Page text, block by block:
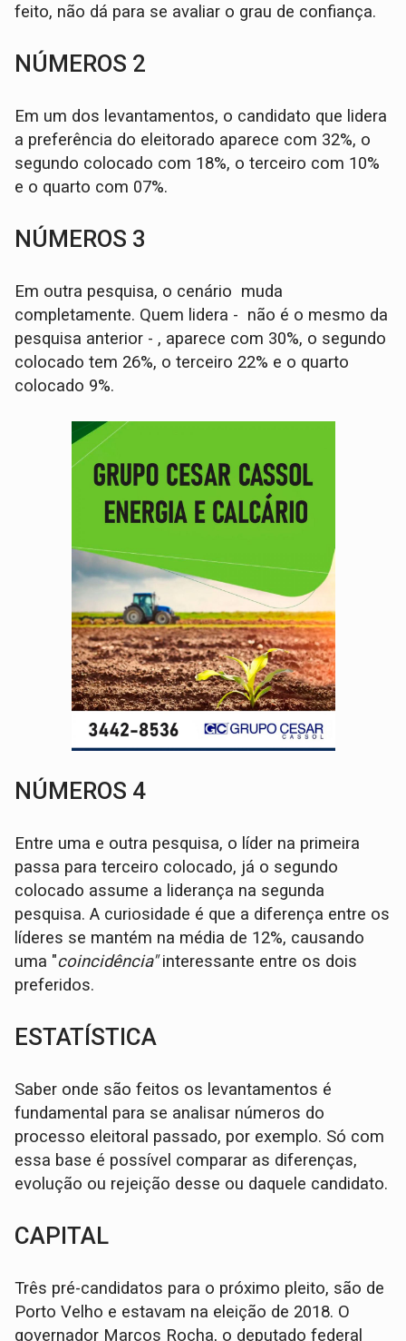
feito, não dá para se avaliar o grau de confiança.
NÚMEROS 2
Em um dos levantamentos, o candidato que lidera
a preferência do eleitorado aparece com 32%, o
segundo colocado com 18%, o terceiro com 10%
e o quarto com 07%.
NÚMEROS 3
Em outra pesquisa, o cenário muda
completamente. Quem lidera - não é o mesmo da
pesquisa anterior - , aparece com 30%, o segundo
colocado tem 26%, o terceiro 22% e o quarto
colocado 9%.
NÚMEROS 4
Entre uma e outra pesquisa, o líder na primeira
passa para terceiro colocado, já o segundo
colocado assume a liderança na segunda
pesquisa. A curiosidade é que a diferença entre os
líderes se mantém na média de 12%, causando
uma "coincidência"interessante entre os dois
preferidos.
ESTATÍSTICA
Saber onde são feitos os levantamentos é
fundamental para se analisar números do
processo eleitoral passado, por exemplo. Só com
essa base é possível comparar as diferenças,
evolução ou rejeição desse ou daquele candidato.
CAPITAL
Três pré-candidatos para o próximo pleito, são de
Porto Velho e estavam na eleição de 2018. O
governador Marcos Rocha, o deputado federal